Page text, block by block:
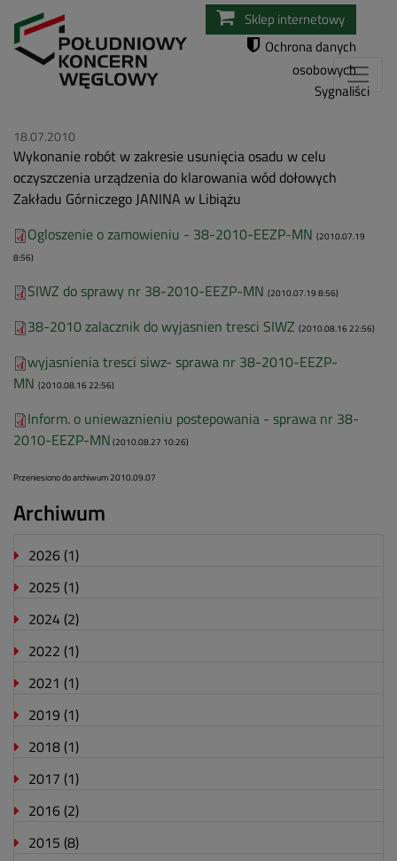
Przejdź
do
Sklep internetowy
Ochrona danych
osobowych
Sygnaliści
18.07.2010
Wykonanie robót w zakresie usunięcia osadu w celu
oczyszczenia urządzenia do klarowania wód dołowych
Zakładu Górniczego JANINA w Libiążu
Ogloszenie o zamowieniu - 38-2010-EEZP-MN (2010.07.19
8:56)
SIWZ do sprawy nr 38-2010-EEZP-MN (2010.07.19 8:56)
38-2010 zalacznik do wyjasnien tresci SIWZ (2010.08.16 22:56)
wyjasnienia tresci siwz- sprawa nr 38-2010-EEZP-
MN (2010.08.16 22:56)
Inform. o uniewaznieniu postepowania - sprawa nr 38-
2010-EEZP-MN (2010.08.27 10:26)
Przeniesiono do archiwum 2010.09.07
Archiwum
2026 (1)
2025 (1)
2024 (2)
2022 (1)
2021 (1)
2019 (1)
2018 (1)
2017 (1)
2016 (2)
2015 (8)